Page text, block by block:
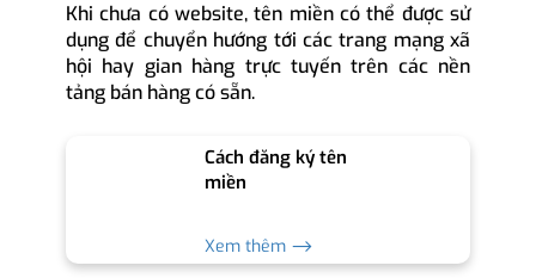
Khi chưa có website, tên miền có thể được sử
dụng để chuyển hướng tới các trang mạng xã
hội hay gian hàng trực tuyến trên các nền
tảng bán hàng có sẵn.
Cách đăng ký tên
miền
Xem thêm ⟶